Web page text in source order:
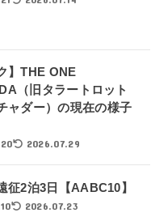
】THE ONE
（旧タラートロット
ャダー）の現在の様子
2026.07.29
征2泊3日【AABC10】
2026.07.23